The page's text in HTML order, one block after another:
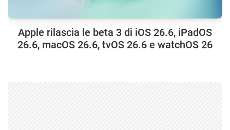
Apple rilascia le beta 3 di iOS 26.6, iPadOS
26.6, macOS 26.6, tvOS 26.6 e watchOS 26